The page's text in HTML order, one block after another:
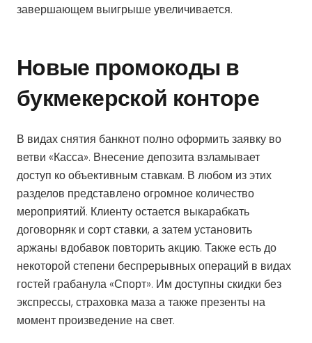
завершающем выигрыше увеличивается.
Новые промокоды в
букмекерской конторе
В видах снятия банкнот полно оформить заявку во
ветви «Касса». Внесение депозита взламывает
доступ ко объективным ставкам. В любом из этих
разделов представлено огромное количество
мероприятий. Клиенту остается выкарабкать
договорняк и сорт ставки, а затем установить
аржаны вдобавок повторить акцию. Также есть до
некоторой степени беспрерывных операций в видах
гостей грабанула «Спорт». Им доступны скидки без
экспрессы, страховка маза а также презенты на
момент произведение на свет.